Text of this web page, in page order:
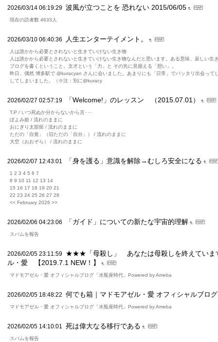
2026/03/14 06:19:29 波風が立つことを 恐れない 2015/06/05
現在の読者数 4633人
2026/03/10 06:40:36 人生エンターテイメント。
人は誰かから必要とされないと生きていけない生き物
人は誰かから必要とされないと生きていけない生き物なんだと思います。ある意味、寂しい生
ブログを書くということ。文才という「力」と その先に見据える「想い」。
昨日、偶然 博多駅で @kuracyan さんに会いました。あまりにも「日常」でバッタリ出会って
してしまいました。（※注：別に@kuracy
2026/02/27 02:57:19 「Welcome!」のレッスン （2015.07.01）
T.P / いつ死ぬか分からないから言･･･
ぽよみ姫 / 流れのままに
おにぎり太部留 / 流れのままに
ただの「自覚」（旧ただの「自分」） / 流れのままに
大空（おおぞら） / 流れのままに
2026/02/07 12:43:01 「身を護る」意識を解除→むしろ安全になる
1 2 3 4 5 6 7
8 9 10 11 12 13 14
15 16 17 18 19 20 21
22 23 24 25 26 27 28
<< February 2026 >>
2026/02/06 04:23:06 「ガイド」についての新たな宇宙的理解
スパムを報告
2026/02/05 23:11:59
★★★「母殺し」 あなたは母殺しを終えていま
ル・愛 【2019.7.1 NEW！】
マドモアゼル・愛 オフィシャルブログ「水瓶座時代」Powered by Ameba
2026/02/05 18:48:22 何でも箱｜マドモアゼル・愛 オフィシャルブログ
マドモアゼル・愛 オフィシャルブログ「水瓶座時代」Powered by Ameba
2026/02/05 14:10:01 死は偉大なる移行である
スパムを報告